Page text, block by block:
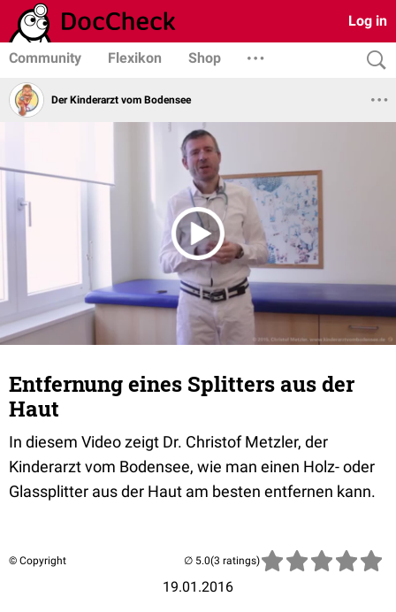
Log in
Community Flexikon Shop
Der Kinderarzt vom Bodensee
Entfernung eines Splitters aus der
Haut
In diesem Video zeigt Dr. Christof Metzler, der
Kinderarzt vom Bodensee, wie man einen Holz- oder
Glassplitter aus der Haut am besten entfernen kann.
© Copyright
19.01.2016
(3 ratings)